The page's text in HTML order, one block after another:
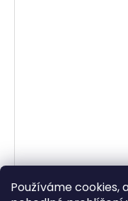
Používáme cookies,